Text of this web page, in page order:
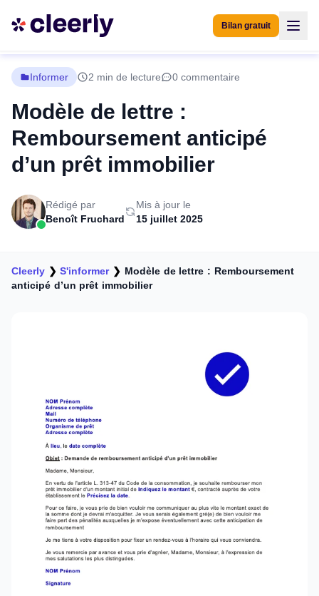
Bilan gratuit
Informer 2 min de lecture 0 commentaire
Modèle de lettre :
Remboursement anticipé
d’un prêt immobilier
Rédigé par
Benoît Fruchard
Mis à jour le
15 juillet 2025
Cleerly ❯S'informer❯ Modèle de lettre : Remboursement
anticipé d’un prêt immobilier